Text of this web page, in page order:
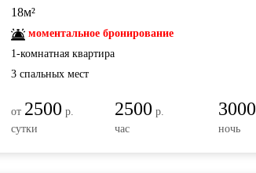
18м²
моментальное бронирование
1-комнатная квартира
3 спальных мест
от 2500 р.
сутки
2500 р.
час
3000
ночь